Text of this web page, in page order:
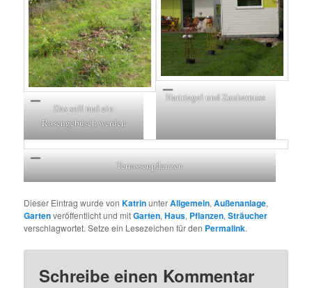
Das soll mal ein
Rosengebüsch werden
Hartriegel und Zaubernuss
Terrassenpflanzen
Dieser Eintrag wurde vonKatrinunterAllgemein,Außenanlage,
Gartenveröffentlicht und mitGarten,Haus, Pflanzen,Sträucher
verschlagwortet. Setze ein Lesezeichen für den Permalink.
Schreibe einen Kommentar